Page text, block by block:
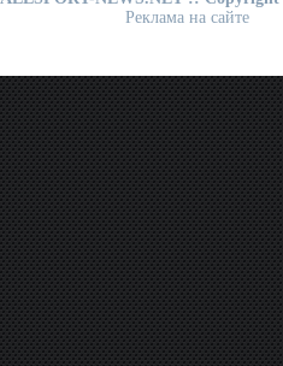
Реклама на сайте